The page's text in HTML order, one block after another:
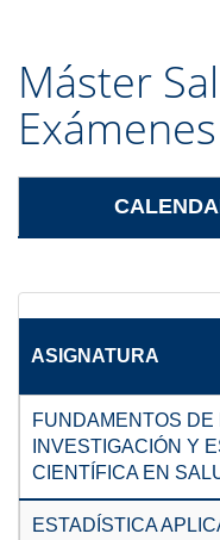
Máster
ASIGNATURA
FUNDAMENTOS DE
INVESTIGACIÓN Y
CIENTÍFICA EN
ESTADÍSTICA